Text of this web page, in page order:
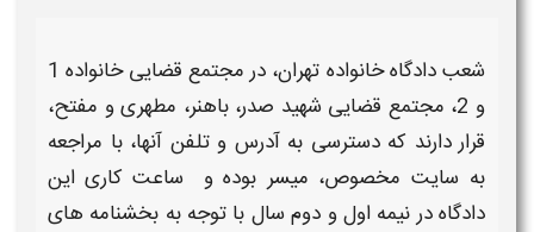
شعب دادگاه خانواده تهران، در
مجتمع قضایی خانواده 1
و 2، مجتمع قضایی شهید صدر، باهنر، مطهری و مفتح،
قرار دارند که دسترسی به آدرس و تلفن آنها، با مراجعه
به سایت مخصوص، میسر بوده و ساعت کاری این
دادگاه در نیمه اول و دوم سال با توجه به بخشنامه های